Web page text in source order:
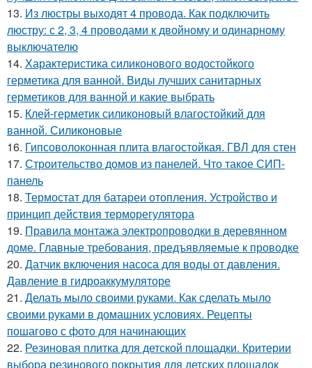
13. Из люстры выходят 4 провода. Как подключить
люстру: с 2, 3, 4 проводами к двойному и одинарному
выключателю
14. Характеристика силиконового водостойкого
герметика для ванной. Виды лучших санитарных
герметиков для ванной и какие выбрать
15. Клей-герметик силиконовый влагостойкий для
ванной. Силиконовые
16. Гипсоволоконная плита влагостойкая. ГВЛ для стен
17. Строительство домов из панелей. Что такое СИП-
панель
18. Термостат для батареи отопления. Устройство и
принцип действия терморегулятора
19. Правила монтажа электропроводки в деревянном
доме. Главные требования, предъявляемые к проводке
20. Датчик включения насоса для воды от давления.
Давление в гидроаккумуляторе
21. Делать мыло своими руками. Как сделать мыло
своими руками в домашних условиях. Рецепты
пошагово с фото для начинающих
22. Резиновая плитка для детской площадки. Критерии
выбора резинового покрытия для детских площадок